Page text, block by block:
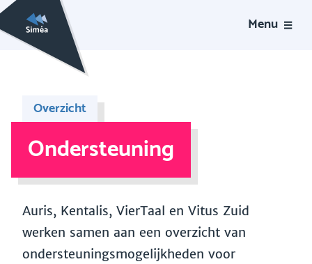
Menu
Overzicht
Ondersteuning
Auris, Kentalis, VierTaal en Vitus Zuid
werken samen aan een overzicht van
ondersteuningsmogelijkheden voor